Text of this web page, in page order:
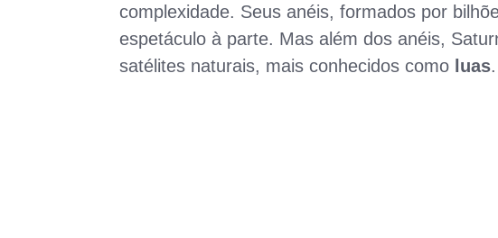
complexidade. Seus anéis, formados por
espetáculo à parte. Mas além dos anéis,
satélites naturais, mais conhecidos como luas.